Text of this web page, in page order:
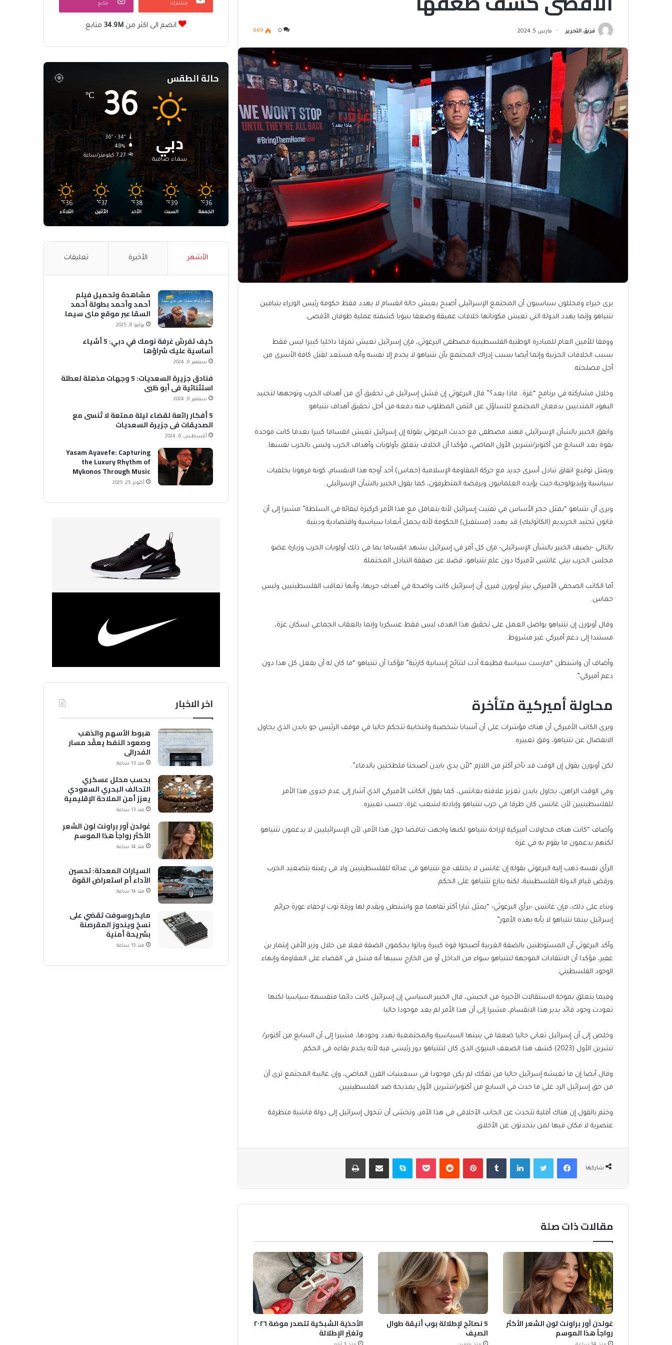
فريق التحرير مارس 5, 2024 0
669
يرى خبراء ومحللون سياسيون أن المجتمع الإسرائيلي أصبح يعيش حالة انقسام لا يهدد فقط حكومة رئيس الوزراء بنيامين
نتنياهو وإنما يهدد الدولة التي تعيش مكوناتها خلافات عميقة وضعفا بنيويا كشفته عملية طوفان الأقصى.
ووفقا للأمين العام للمبادرة الوطنية الفلسطينية مصطفى البرغوثي، فإن إسرائيل تعيش تمزقا داخليا كبيرا ليس فقط
بسبب الخلافات الحزبية وإنما أيضا بسبب إدراك المجتمع بأن نتنياهو لا يخدم إلا نفسه وأنه مستعد لقتل كافة الأسرى من
أجل مصلحته.
وخلال مشاركته في برنامج “غزة.. ماذا بعد؟” قال البرغوثي إن فشل إسرائيل في تحقيق أي من أهداف الحرب وتوجهها لتجنيد
اليهود المتدنيين يدفعان المجتمع للتساؤل عن الثمن المطلوب منه دفعه من أجل تحقيق أهداف نتنياهو.
واتفق الخبير بالشأن الإسرائيلي مهند مصطفى مع حديث البرغوثي بقوله إن إسرائيل تعيش انقساما كبيرا بعدما كانت موحدة
بقوة بعد السابع من أكتوبر/تشرين الأول الماضي، مؤكدا أن الخلاف يتعلق بأولويات وأهداف الحرب وليس بالحرب نفسها.
ويمثل توقيع اتفاق تبادل أسرى جديد مع حركة المقاومة الإسلامية (حماس) أحد أوجه هذا الانقسام، كونه مرهونا بخلفيات
سياسية وإيديولوجية حيث يؤيده العلمانيون ويرفضه المتطرفون، كما يقول الخبير بالشأن الإسرائيلي.
ويرى أن نتنياهو “يمثل حجر الأساس في تفتيت إسرائيل لأنه يتعامل مع هذا الأمر كركيزة لبقائه في السلطة” مشيرا إلى أن
قانون تجنيد الحريديم (الكاثوليك) قد يهدد (مستقبل) الحكومة لأنه يحمل أبعادا سياسية واقتصادية ودينية.
بالتالي -يضيف الخبير بالشأن الإسرائيلي- فإن كل أمر في إسرائيل يشهد انقساما بما في ذلك أولويات الحرب وزيارة عضو
مجلس الحرب بيني غانتس لأميركا دون علم نتنياهو، فضلا عن صفقة التبادل المحتملة.
أما الكاتب الصحفي الأميركي بيتر أوبورن فيرى أن إسرائيل كانت واضحة في أهداف حربها، وأنها تعاقب الفلسطينيين وليس
حماس.
وقال أوبورن إن نتنياهو يواصل العمل على تحقيق هذا الهدف ليس فقط عسكريا وإنما بالعقاب الجماعي لسكان غزة،
مستندا إلى دعم أميركي غير مشروط.
وأضاف أن واشنطن “مارست سياسة فظيعة أدت لنتائج إنسانية كارثية” مؤكدا أن نتنياهو “ما كان له أن يفعل كل هذا دون
دعم أميركي”.
محاولة أميركية متأخرة
ويرى الكاتب الأميركي أن هناك مؤشرات على أن أسبابا شخصية وانتخابية تتحكم حاليا في موقف الرئيس جو بايدن الذي يحاول
الانفصال عن نتنياهو، وفق تعبيره.
لكن أوبورن يقول إن الوقت قد تأخر أكثر من اللازم “لأن يدي بايدن أصبحتا ملطختين بالدماء”.
وفي الوقت الراهن، يحاول بايدن تعزيز علاقته بغانتس، كما يقول الكاتب الأميركي الذي أشار إلى عدم جدوى هذا الأمر
للفلسطينيين لأن غانتس كان طرفا في حرب نتنياهو وإبادته لشعب غزة، حسب تعبيره.
وأضاف “كانت هناك محاولات أميركية لإزاحة نتنياهو لكنها واجهت تناقضا حول هذا الأمر، لأن الإسرائيليين لا يدعمون نتنياهو
لكنهم يدعمون ما يقوم به في غزة.
الرأي نفسه ذهب إليه البرغوثي بقوله إن غانتس لا يختلف مع نتنياهو في عدائه للفلسطينيين ولا في رغبته بتصعيد الحرب
ورفض قيام الدولة الفلسطينية، لكنه ينازع نتنياهو على الحكم.
وبناء على ذلك، فإن غانتس -برأي البرغوثي- “يمثل تيارا أكثر تفاهما مع واشنطن ويقدم لها ورقة توت لإخفاء عورة جرائم
إسرائيل بينما نتنياهو لا يأبه بهذه الأمور”.
وأكد البرغوثي أن المستوطنين بالضفة الغربية أصبحوا قوة كبيرة وباتوا يحكمون الضفة فعلا من خلال وزير الأمن إيتمار بن
غفير، مؤكدا أن الانتقادات الموجهة لنتنياهو سواء من الداخل أو من الخارج سببها أنه فشل في القضاء على المقاومة وإنهاء
الوجود الفلسطيني.
وفيما يتعلق بموجة الاستقالات الأخيرة من الجيش، قال الخبير السياسي إن إسرائيل كانت دائما منقسمة سياسيا لكنها
تعودت وجود قائد يدير هذا الانقسام، مشيرا إلى أن هذا الأمر لم يعد موجودا حاليا.
وخلص إلى أن إسرائيل تعاني حاليا ضعفا في بنيتها السياسية والمجتمعية تهدد وجودها، مشيرا إلى أن السابع من أكتوبر/
تشرين الأول (2023) كشف هذا الضعف البنيوي الذي كان لنتنياهو دور رئيسي فيه لأنه يخدم بقاءه في الحكم.
وقال أيضا إن ما تعيشه إسرائيل حاليا من تفكك لم يكن موجودا في سبعينيات القرن الماضي، وإن غالبية المجتمع ترى أن
من حق إسرائيل الرد على ما حدث في السابع من أكتوبر/تشرين الأول بمذبحة ضد الفلسطينيين.
وختم بالقول إن هناك أقلية تتحدث عن الجانب الأخلاقي في هذا الأمر، وتخشى أن تتحول إسرائيل إلى دولة فاشية متطرفة
عنصرية لا مكان فيها لمن يتحدثون عن الأخلاق.
شاركها
فيسبوكتويتر لينكدإن بينتيريست بوكيت سكايب مشاركة عبر البريد طباعة
مقالات ذات صلة
غولدن آور براونت لون الشعر الأكثر
رواجاً هذا الموسم
5 نصائح لإطلالة بوب أنيقة طوال
الصيف
الأحذية الشبكية تتصدر موضة ٢٠٢٦
وتغيّر الإطلالة
مشترك متابع
انضم الى اكثر من34.9M متابع
حالة الطقس
دبي
سماء صافية
36
℃
36º - 34º
48%
7.27 كيلومتر/ساعة
36
℃
الجمعة
39
℃
السبت
38
℃
الأحد
37
℃
الأثنين
36
℃
الثلاثاء
الأشهر الأخيرة تعليقات
مشاهدة وتحميل فيلم
أحمد وأحمد بطولة أحمد
السقا عبر موقع ماي سيما
MyCima (وي سيما WeCima)
يوليو 8, 2025
كيف تفرش غرفة نومك في دبي: 5 أشياء
أساسية عليك شراؤها
سبتمبر 9, 2024
فنادق جزيرة السعديات: 5 وجهات مذهلة لعطلة
استثنائية في أبو ظبي
سبتمبر 9, 2024
5 أفكار رائعة لقضاء ليلة ممتعة لا تُنسى مع
الصديقات في جزيرة السعديات
أغسطس 6, 2024
Yasam Ayavefe: Capturing
the Luxury Rhythm of
Mykonos Through Music
أكتوبر 25, 2025
اخر الاخبار
هبوط الأسهم والذهب
وصعود النفط يعقّد مسار
الفدرالي
منذ 13 ساعة
بحسب محلل عسكري
التحالف البحري السعودي
يعزز أمن الملاحة الإقليمية
والدولية
منذ 13 ساعة
غولدن آور براونت لون الشعر
الأكثر رواجاً هذا الموسم
منذ 14 ساعة
السيارات المعدلة: تحسين
الأداء أم استعراض القوة
منذ 14 ساعة
مايكروسوفت تقضي على
نسخ ويندوز المقرصنة
بشريحة أمنية
منذ 15 ساعة